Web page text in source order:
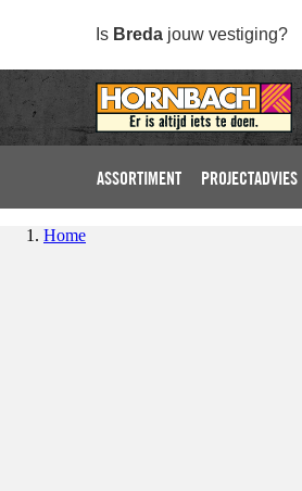
Is Breda jouw vestiging?
ASSORTIMENT PROJECTADVIES
Home